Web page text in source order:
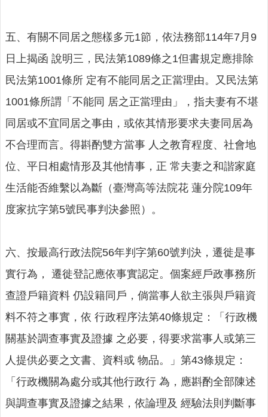
政
府
站
資
開
放
宣
告
五、有關不同居之態樣多元1節，依法務部114年7月9
日上揭函 說明三，民法第1089條之1但書規定應排除
民法第1001條所 定有不能同居之正當理由。又民法第
1001條所謂「不能同 居之正當理由」，指夫妻有不堪
同居或不宜同居之事由，或依其情形要求夫妻同居為
不合理而言。得斟酌雙方當事 人之教育程度、社會地
位、平日相處情形及其他情事，正 常夫妻之和諧家庭
生活能否維繫以為斷（臺灣高等法院花 蓮分院109年
度家抗字第5號民事判決參照）。
六、按最高行政法院56年判字第60號判決，遷徙是事
實行為， 遷徙登記應依事實認定。個案經戶政事務所
查證戶籍資料 仍設籍同戶，倘當事人欲主張與戶籍資
料不符之事實，依 行政程序法第40條規定：「行政機
關基於調查事實及證據 之必要，得要求當事人或第三
人提供必要之文書、資料或 物品。」第43條規定：
「行政機關為處分或其他行政行 為，應斟酌全部陳述
與調查事實及證據之結果，依論理及 經驗法則判斷事